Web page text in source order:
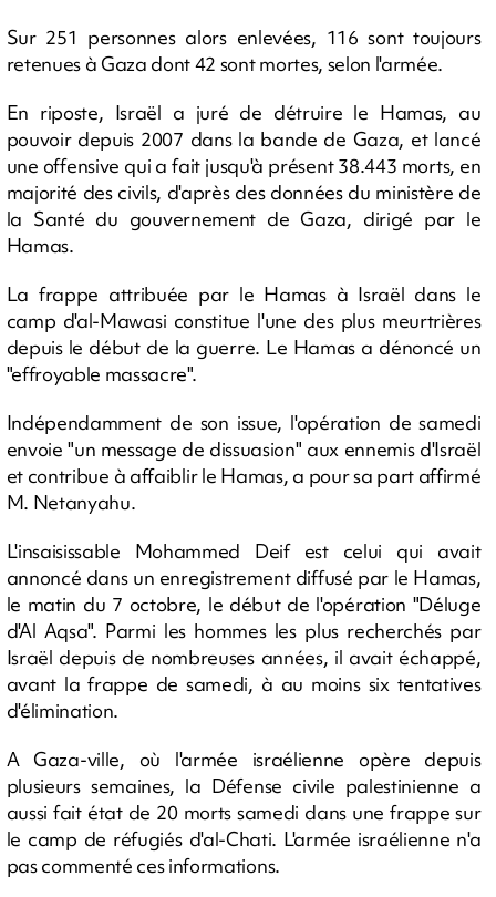
Sur 251 personnes alors enlevées, 116 sont toujours
retenues à Gaza dont 42 sont mortes, selon l'armée.
En riposte, Israël a juré de détruire le Hamas, au
pouvoir depuis 2007 dans la bande de Gaza, et lancé
une offensive qui a fait jusqu'à présent 38.443 morts, en
majorité des civils, d'après des données du ministère de
la Santé du gouvernement de Gaza, dirigé par le
Hamas.
La frappe attribuée par le Hamas à Israël dans le
camp d'al-Mawasi constitue l'une des plus meurtrières
depuis le début de la guerre. Le Hamas a dénoncé un
"effroyable massacre".
Indépendamment de son issue, l'opération de samedi
envoie "un message de dissuasion" aux ennemis d'Israël
et contribue à affaiblir le Hamas, a pour sa part affirmé
M. Netanyahu.
L'insaisissable Mohammed Deif est celui qui avait
annoncé dans un enregistrement diffusé par le Hamas,
le matin du 7 octobre, le début de l'opération "Déluge
d'Al Aqsa". Parmi les hommes les plus recherchés par
Israël depuis de nombreuses années, il avait échappé,
avant la frappe de samedi, à au moins six tentatives
d'élimination.
A Gaza-ville, où l'armée israélienne opère depuis
plusieurs semaines, la Défense civile palestinienne a
aussi fait état de 20 morts samedi dans une frappe sur
le camp de réfugiés d'al-Chati. L'armée israélienne n'a
pas commenté ces informations.